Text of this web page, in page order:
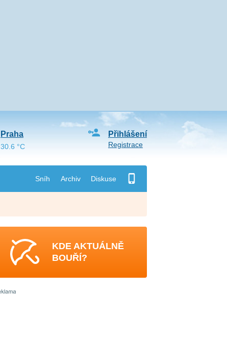
Sníh Archiv Diskuse
Přihlášení
Registrace
Praha
30.6 °C
KDE AKTUÁLNĚ
BOUŘÍ?